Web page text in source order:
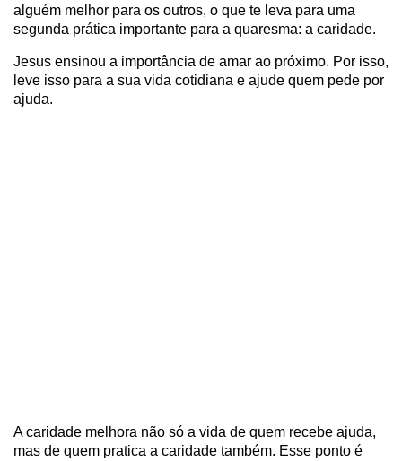
alguém melhor para os outros, o que te leva para uma
segunda prática importante para a quaresma: a caridade.
Jesus ensinou a importância de amar ao próximo. Por isso,
leve isso para a sua vida cotidiana e ajude quem pede por
ajuda.
A caridade melhora não só a vida de quem recebe ajuda,
mas de quem pratica a caridade também. Esse ponto é